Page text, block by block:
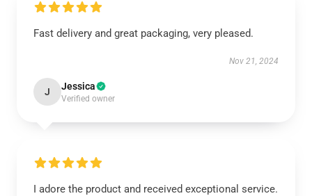
Fast delivery and great packaging, very pleased.
Nov 21, 2024
J Jessica
Verified owner
I adore the product and received exceptional service.